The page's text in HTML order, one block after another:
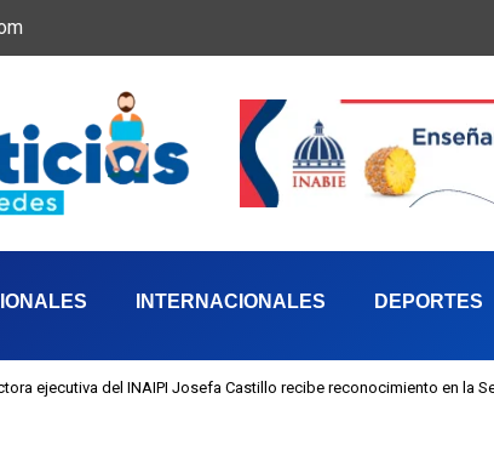
INTERNACIONALES DEPORTES
ejecutiva del INAIPI Josefa Castillo recibe reconocimiento en la